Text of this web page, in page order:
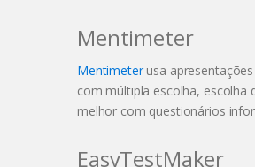
Mentimeter
Mentimeterusa
com múltipla escolha,
melhor com questionários
EasyTestMaker